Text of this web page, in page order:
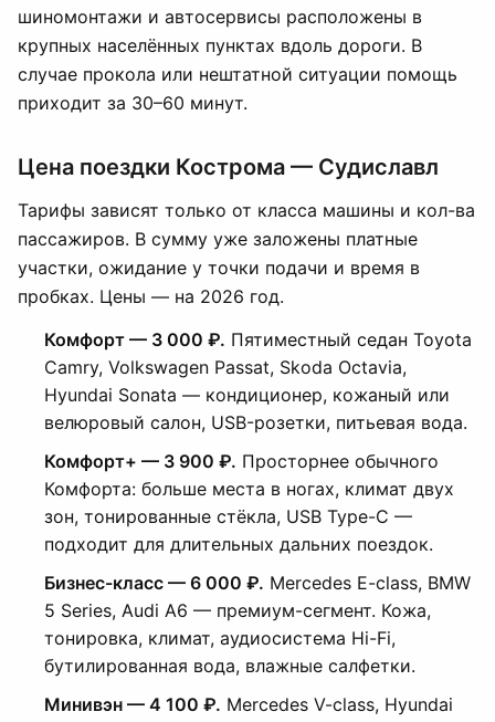
шиномонтажи и автосервисы расположены в
крупных населённых пунктах вдоль дороги. В
случае прокола или нештатной ситуации помощь
приходит за 30–60 минут.
Цена поездки Кострома — Судиславл
Тарифы зависят только от класса машины и кол-ва
пассажиров. В сумму уже заложены платные
участки, ожидание у точки подачи и время в
пробках. Цены — на 2026 год.
Комфорт — 3 000 ₽. Пятиместный седан Toyota
Camry, Volkswagen Passat, Skoda Octavia,
Hyundai Sonata — кондиционер, кожаный или
велюровый салон, USB-розетки, питьевая вода.
Комфорт+ — 3 900 ₽. Просторнее обычного
Комфорта: больше места в ногах, климат двух
зон, тонированные стёкла, USB Type-C —
подходит для длительных дальних поездок.
Бизнес-класс — 6 000 ₽. Mercedes E-class, BMW
5 Series, Audi A6 — премиум-сегмент. Кожа,
тонировка, климат, аудиосистема Hi-Fi,
бутилированная вода, влажные салфетки.
Минивэн — 4 100 ₽. Mercedes V-class, Hyundai